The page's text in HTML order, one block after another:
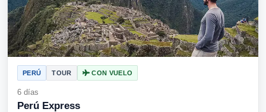
PERÚ TOUR CON VUELO
6 días
Perú Express